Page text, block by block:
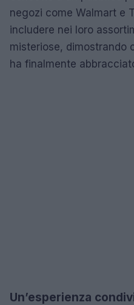
negozi come Walmart e
includere nei loro
misteriose, dimostrando
ha finalmente
Un’esperienza